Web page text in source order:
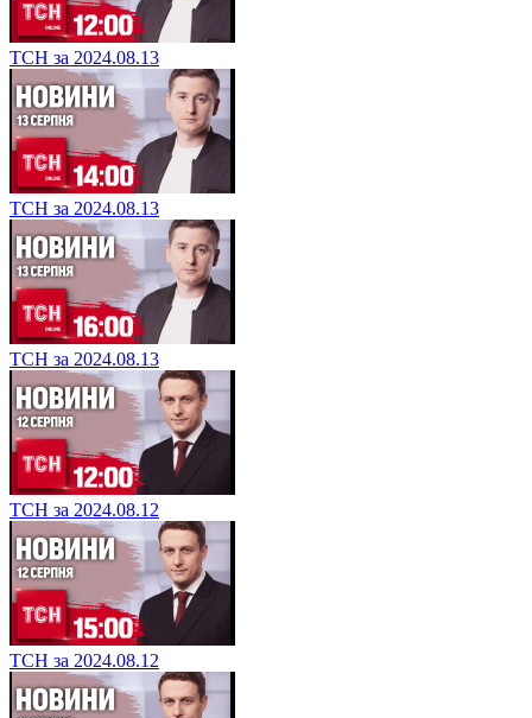
ТСН за 2024.08.13
ТСН за 2024.08.13
ТСН за 2024.08.13
ТСН за 2024.08.12
ТСН за 2024.08.12